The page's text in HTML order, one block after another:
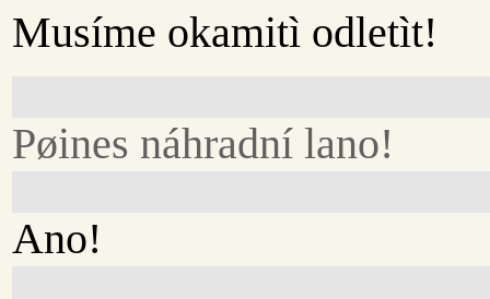
Musíme okamitì odletìt!
Pøines náhradní lano!
Ano!